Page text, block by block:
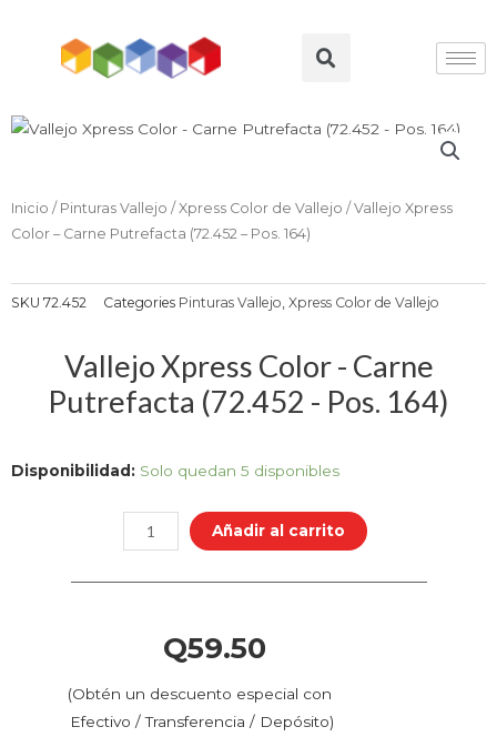
contenido
Search
Inicio / Pinturas Vallejo / Xpress Color de Vallejo / Vallejo Xpress
Color – Carne Putrefacta (72.452 – Pos. 164)
SKU 72.452 Categories Pinturas Vallejo, Xpress Color de Vallejo
Vallejo Xpress Color - Carne
Putrefacta (72.452 - Pos. 164)
Disponibilidad: Solo quedan 5 disponibles
Vallejo
Color
-
Carne
(72.452
Pos.
164)
Añadir al carrito
Q59.50
(Obtén un descuento especial con
Efectivo / Transferencia / Depósito)